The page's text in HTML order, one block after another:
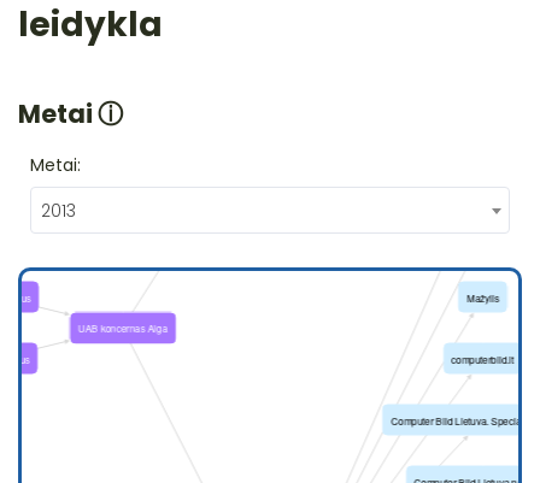
leidykla
Metaiⓘ
Metai:
2013